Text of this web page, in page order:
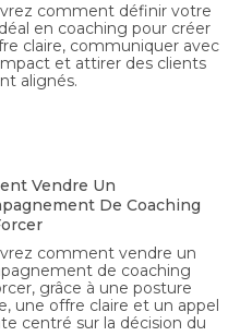
comment définir votre
en coaching pour créer
claire, communiquer avec
et attirer des clients
alignés.
Vendre Un
De Coaching
comment vendre un
de coaching
grâce à une posture
une offre claire et un appel
centré sur la décision du